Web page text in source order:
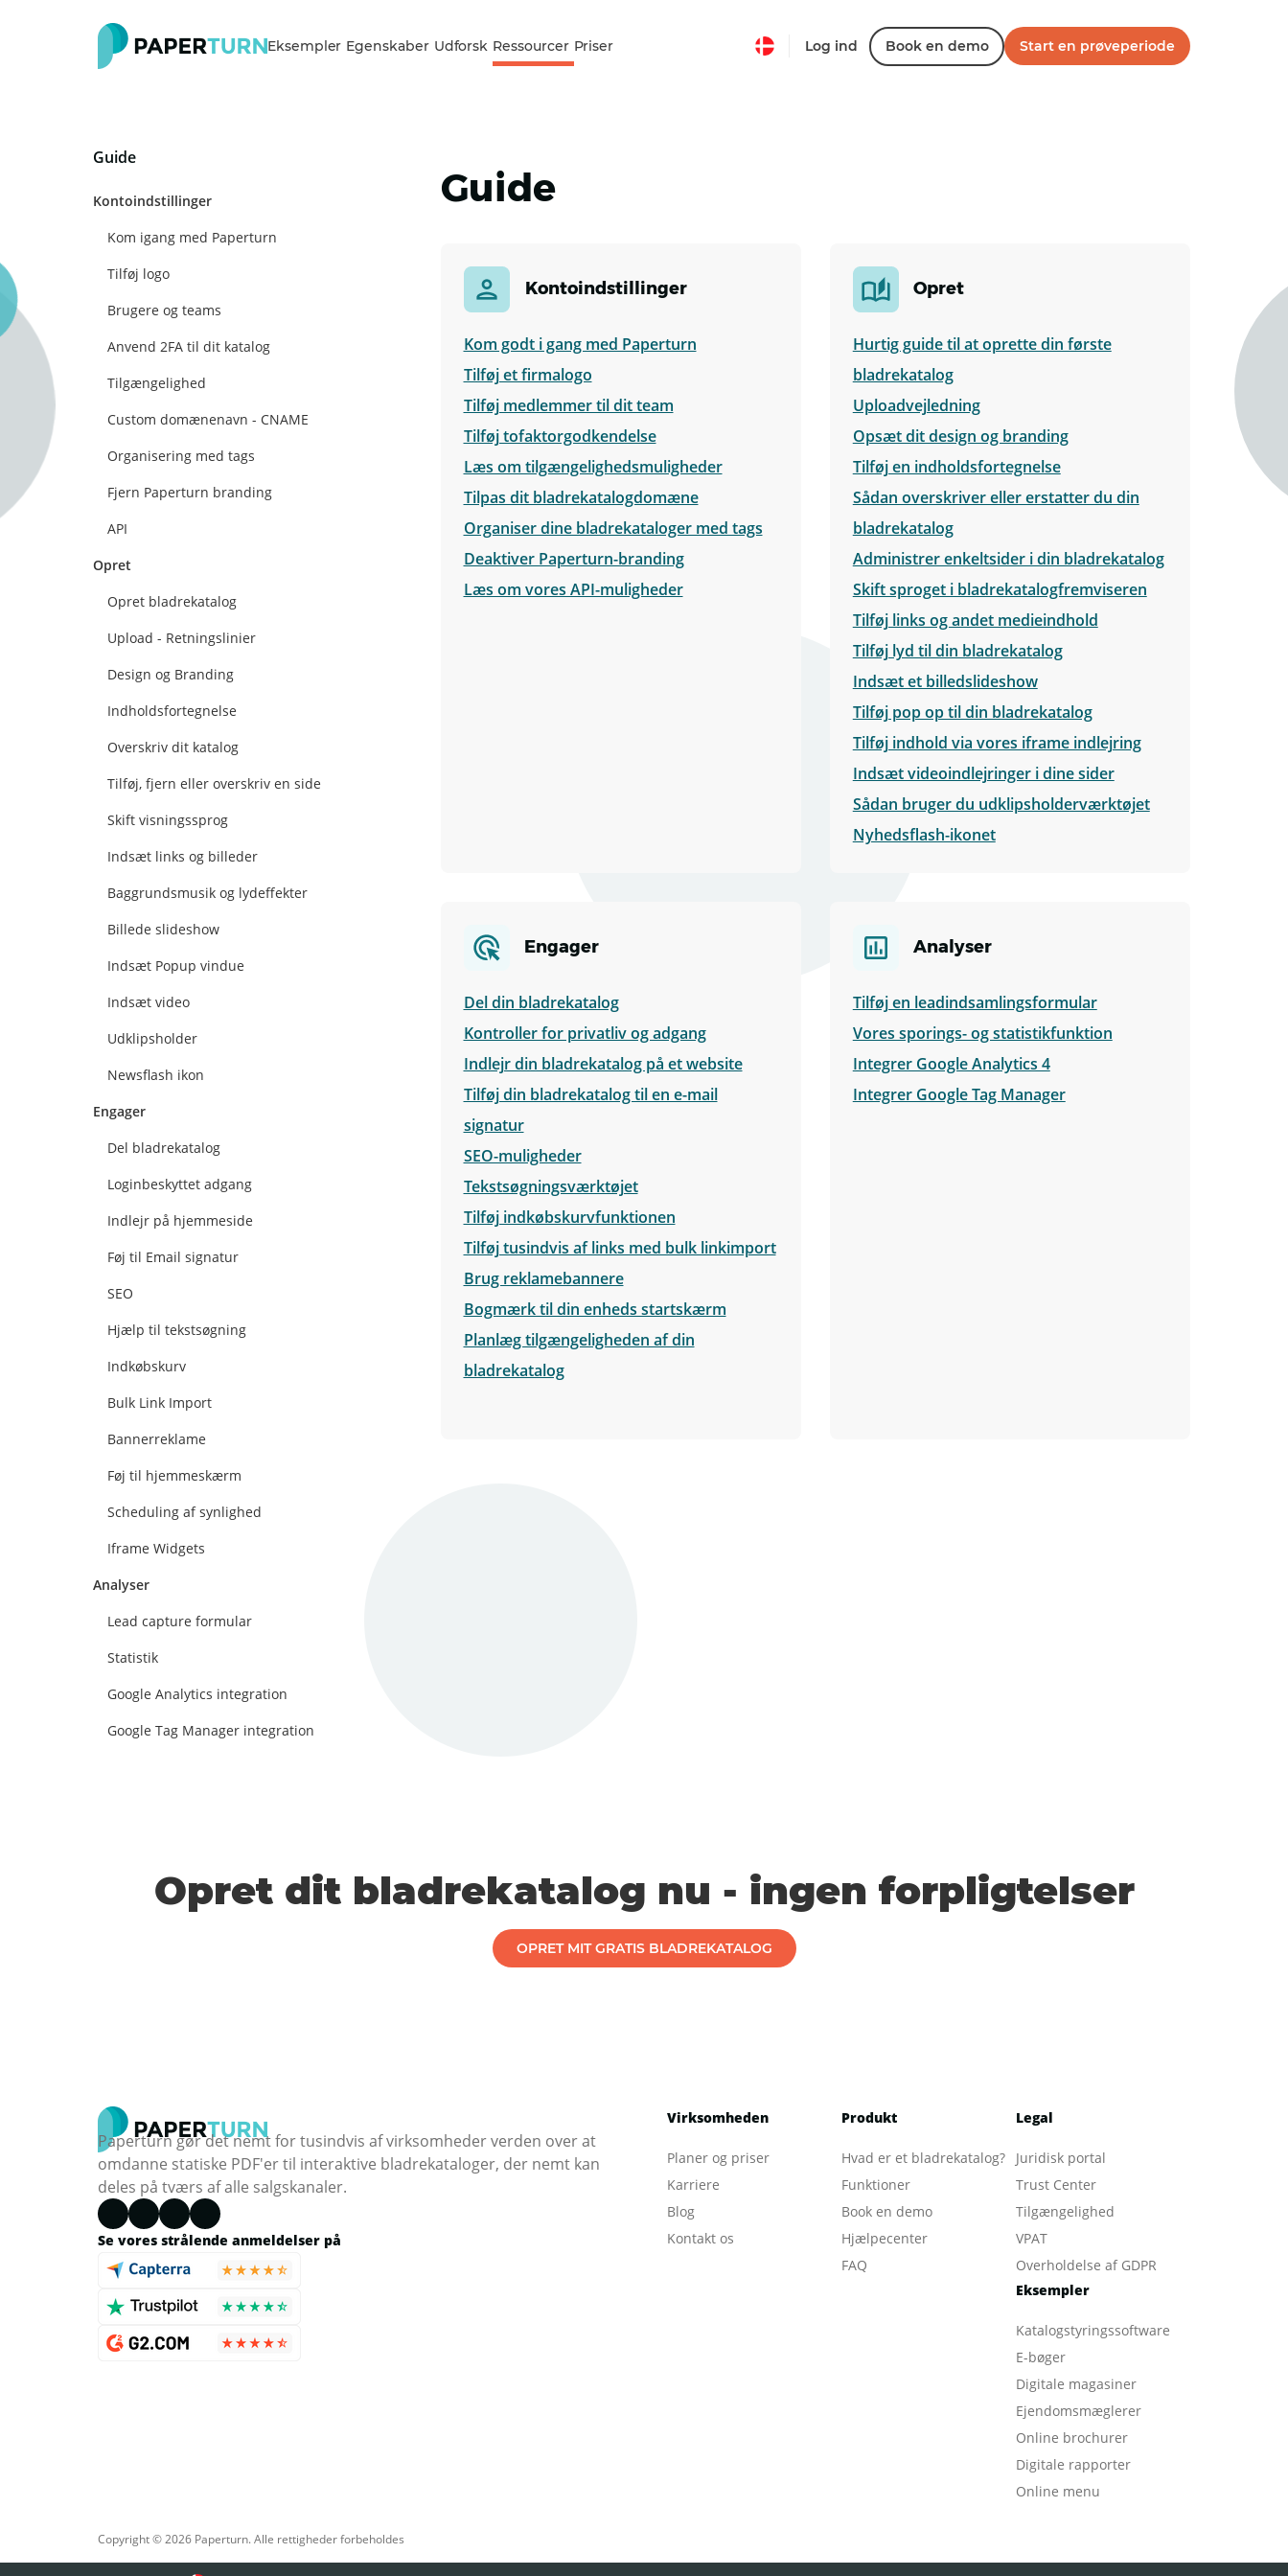
Eksempler Egenskaber Udforsk Ressourcer Priser Log ind Book en demo Start en prøveperiode
Guide
Kontoindstillinger
Kom igang med Paperturn
Tilføj logo
Brugere og teams
Anvend 2FA til dit katalog
Tilgængelighed
Custom domænenavn - CNAME
Organisering med tags
Fjern Paperturn branding
API
Opret
Opret bladrekatalog
Upload - Retningslinier
Design og Branding
Indholdsfortegnelse
Overskriv dit katalog
Tilføj, fjern eller overskriv en side
Skift visningssprog
Indsæt links og billeder
Baggrundsmusik og lydeffekter
Billede slideshow
Indsæt Popup vindue
Indsæt video
Udklipsholder
Newsflash ikon
Engager
Del bladrekatalog
Loginbeskyttet adgang
Indlejr på hjemmeside
Føj til Email signatur
SEO
Hjælp til tekstsøgning
Indkøbskurv
Bulk Link Import
Bannerreklame
Føj til hjemmeskærm
Scheduling af synlighed
Iframe Widgets
Analyser
Lead capture formular
Statistik
Google Analytics integration
Google Tag Manager integration
Guide
Kontoindstillinger
Kom godt i gang med Paperturn
Tilføj et firmalogo
Tilføj medlemmer til dit team
Tilføj tofaktorgodkendelse
Læs om tilgængelighedsmuligheder
Tilpas dit bladrekatalogdomæne
Organiser dine bladrekataloger med tags
Deaktiver Paperturn-branding
Læs om vores API-muligheder
Opret
Hurtig guide til at oprette din første
bladrekatalog
Uploadvejledning
Opsæt dit design og branding
Tilføj en indholdsfortegnelse
Sådan overskriver eller erstatter du din
bladrekatalog
Administrer enkeltsider i din bladrekatalog
Skift sproget i bladrekatalogfremviseren
Tilføj links og andet medieindhold
Tilføj lyd til din bladrekatalog
Indsæt et billedslideshow
Tilføj pop op til din bladrekatalog
Tilføj indhold via vores iframe indlejring
Indsæt videoindlejringer i dine sider
Sådan bruger du udklipsholderværktøjet
Nyhedsflash-ikonet
Engager
Del din bladrekatalog
Kontroller for privatliv og adgang
Indlejr din bladrekatalog på et website
Tilføj din bladrekatalog til en e-mail
signatur
SEO-muligheder
Tekstsøgningsværktøjet
Tilføj indkøbskurvfunktionen
Tilføj tusindvis af links med bulk linkimport
Brug reklamebannere
Bogmærk til din enheds startskærm
Planlæg tilgængeligheden af din
bladrekatalog
Analyser
Tilføj en leadindsamlingsformular
Vores sporings- og statistikfunktion
Integrer Google Analytics 4
Integrer Google Tag Manager
Opret dit bladrekatalog nu - ingen forpligtelser
OPRET MIT GRATIS BLADREKATALOG
Paperturn gør det nemt for tusindvis af virksomheder verden over at
omdanne statiske PDF'er til interaktive bladrekataloger, der nemt kan
deles på tværs af alle salgskanaler.
Se vores strålende anmeldelser på
Virksomheden
Planer og priser
Karriere
Blog
Kontakt os
Produkt
Hvad er et bladrekatalog?
Funktioner
Book en demo
Hjælpecenter
FAQ
Legal
Juridisk portal
Trust Center
Tilgængelighed
VPAT
Overholdelse af GDPR
Eksempler
Katalogstyringssoftware
E-bøger
Digitale magasiner
Ejendomsmæglerer
Online brochurer
Digitale rapporter
Online menu
Copyright © 2026 Paperturn. Alle rettigheder forbeholdes